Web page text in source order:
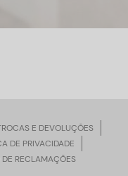
E DEVOLUÇÕES
DE PRIVACIDADE
DE RECLAMAÇÕES